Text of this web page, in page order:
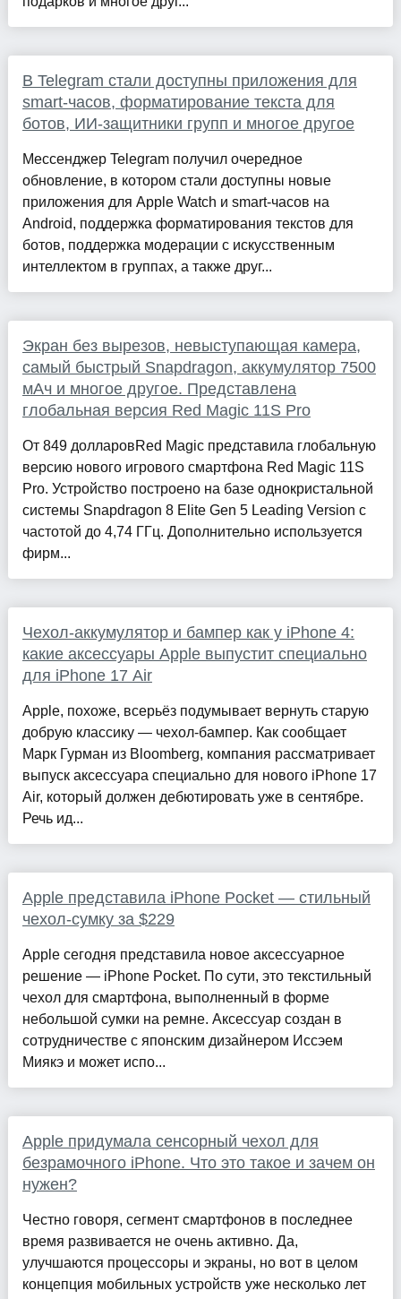
В Telegram стали доступны приложения для
smart-часов, форматирование текста для
ботов, ИИ-защитники групп и многое другое
Мессенджер Telegram получил очередное
обновление, в котором стали доступны новые
приложения для Apple Watch и smart-часов на
Android, поддержка форматирования текстов для
ботов, поддержка модерации с искусственным
интеллектом в группах, а также друг...
Экран без вырезов, невыступающая камера,
самый быстрый Snapdragon, аккумулятор 7500
мАч и многое другое. Представлена
глобальная версия Red Magic 11S Pro
От 849 долларовRed Magic представила глобальную
версию нового игрового смартфона Red Magic 11S
Pro. Устройство построено на базе однокристальной
системы Snapdragon 8 Elite Gen 5 Leading Version с
частотой до 4,74 ГГц. Дополнительно используется
фирм...
Чехол-аккумулятор и бампер как у iPhone 4:
какие аксессуары Apple выпустит специально
для iPhone 17 Air
Apple, похоже, всерьёз подумывает вернуть старую
добрую классику — чехол-бампер. Как сообщает
Марк Гурман из Bloomberg, компания рассматривает
выпуск аксессуара специально для нового iPhone 17
Air, который должен дебютировать уже в сентябре.
Речь ид...
Apple представила iPhone Pocket — стильный
чехол-сумку за $229
Apple сегодня представила новое аксессуарное
решение — iPhone Pocket. По сути, это текстильный
чехол для смартфона, выполненный в форме
небольшой сумки на ремне. Аксессуар создан в
сотрудничестве с японским дизайнером Иссэем
Миякэ и может испо...
Apple придумала сенсорный чехол для
безрамочного iPhone. Что это такое и зачем он
нужен?
Честно говоря, сегмент смартфонов в последнее
время развивается не очень активно. Да,
улучшаются процессоры и экраны, но вот в целом
концепция мобильных устройств уже несколько лет